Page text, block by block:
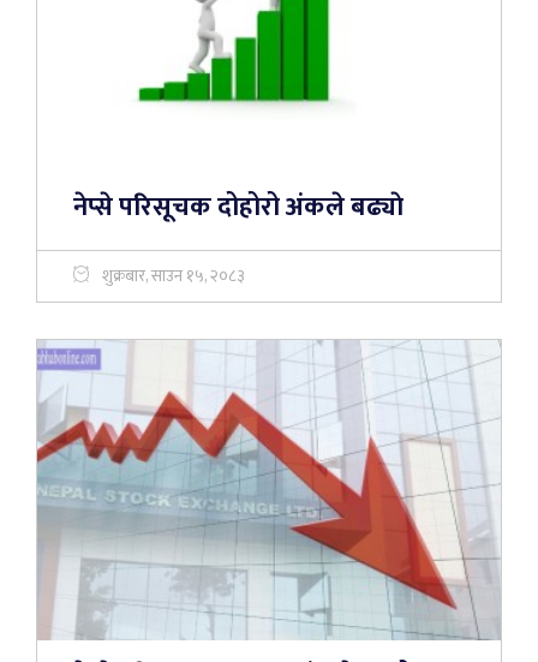
नेप्से परिसूचक दोहोरो अंकले बढ्याे
शुक्रबार, साउन १५, २०८३